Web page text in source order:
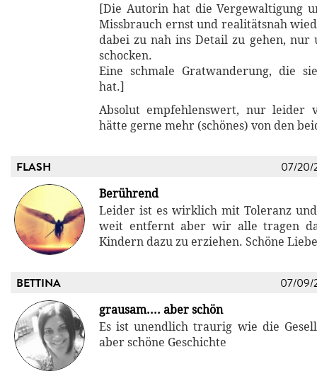
[Die Autorin hat die Vergewaltigung
Missbrauch ernst und realitätsnah
dabei zu nah ins Detail zu gehen, nur
schocken.
Eine schmale Gratwanderung, die
hat.]
Absolut empfehlenswert, nur leider
hätte gerne mehr (schönes) von den
FLASH 07/20/
Berührend
Leider ist es wirklich mit Toleranz
weit entfernt aber wir alle tragen
Kindern dazu zu erziehen. Schöne
BETTINA 07/09/
grausam.... aber schön
Es ist unendlich traurig wie die
aber schöne Geschichte